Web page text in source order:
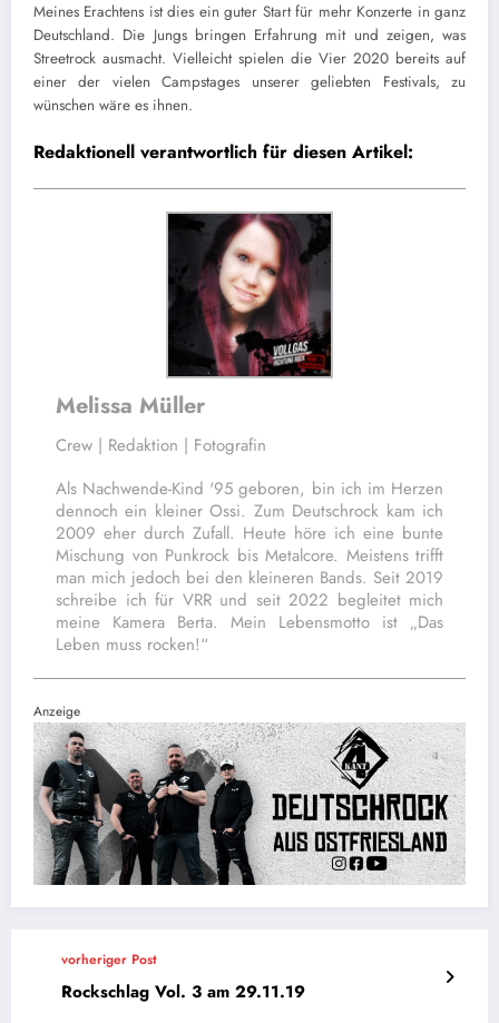
Meines Erachtens ist dies ein guter Start für mehr Konzerte in ganz
Deutschland. Die Jungs bringen Erfahrung mit und zeigen, was
Streetrock ausmacht. Vielleicht spielen die Vier 2020 bereits auf
einer der vielen Campstages unserer geliebten Festivals, zu
wünschen wäre es ihnen.
Redaktionell verantwortlich für diesen Artikel:
Melissa Müller
Crew | Redaktion | Fotografin
Als Nachwende-Kind '95 geboren, bin ich im Herzen
dennoch ein kleiner Ossi. Zum Deutschrock kam ich
2009 eher durch Zufall. Heute höre ich eine bunte
Mischung von Punkrock bis Metalcore. Meistens trifft
man mich jedoch bei den kleineren Bands. Seit 2019
schreibe ich für VRR und seit 2022 begleitet mich
meine Kamera Berta. Mein Lebensmotto ist „Das
Leben muss rocken!“
Anzeige
vorheriger Post
Rockschlag Vol. 3 am 29.11.19